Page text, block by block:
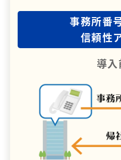
事務所番
信頼性
導入